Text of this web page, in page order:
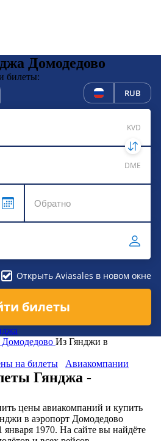
Домодедово
билеты:
RUB
KVD
DME
Открыть Aviasales в новом окне
билеты
Домодедово Из Гянджи в
на билеты Авиакомпании
Гянджа -
цены авиакомпаний и купить
в аэропорт Домодедово
января 1970. На сайте вы найдёте